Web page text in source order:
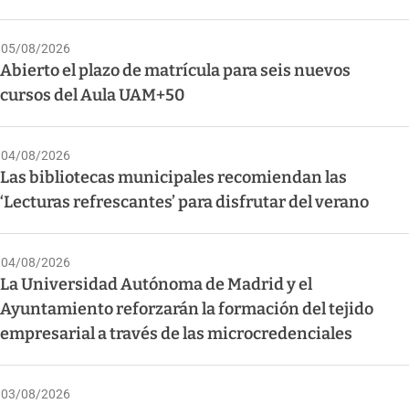
05/08/2026
Abierto el plazo de matrícula para seis nuevos
cursos del Aula UAM+50
04/08/2026
Las bibliotecas municipales recomiendan las
‘Lecturas refrescantes’ para disfrutar del verano
04/08/2026
La Universidad Autónoma de Madrid y el
Ayuntamiento reforzarán la formación del tejido
empresarial a través de las microcredenciales
03/08/2026